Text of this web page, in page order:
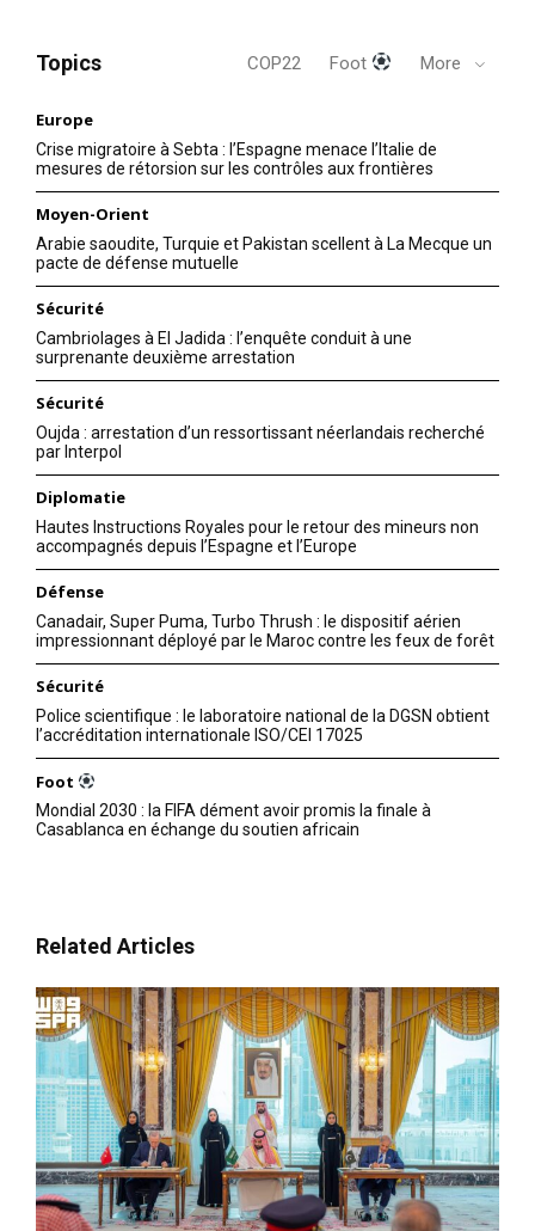
Topics COP22 Foot More
Europe
Crise migratoire à Sebta : l’Espagne menace l’Italie de
mesures de rétorsion sur les contrôles aux frontières
Moyen-Orient
Arabie saoudite, Turquie et Pakistan scellent à La Mecque un
pacte de défense mutuelle
Sécurité
Cambriolages à El Jadida : l’enquête conduit à une
surprenante deuxième arrestation
Sécurité
Oujda : arrestation d’un ressortissant néerlandais recherché
par Interpol
Diplomatie
Hautes Instructions Royales pour le retour des mineurs non
accompagnés depuis l’Espagne et l’Europe
Défense
Canadair, Super Puma, Turbo Thrush : le dispositif aérien
impressionnant déployé par le Maroc contre les feux de forêt
Sécurité
Police scientifique : le laboratoire national de la DGSN obtient
l’accréditation internationale ISO/CEI 17025
Foot
Mondial 2030 : la FIFA dément avoir promis la finale à
Casablanca en échange du soutien africain
Related Articles